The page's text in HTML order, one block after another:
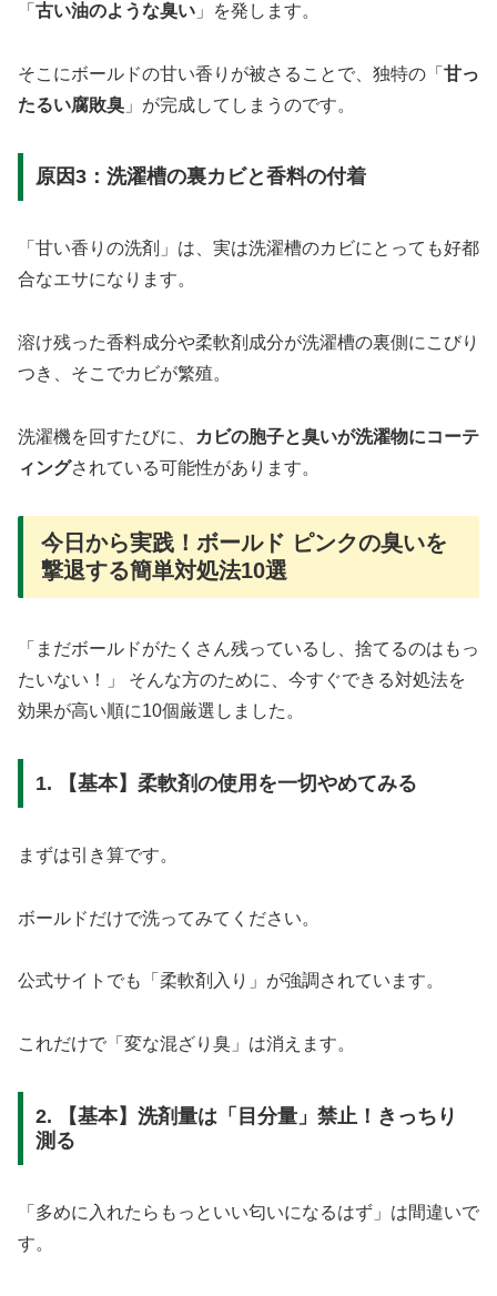
「 古い油のような臭い 」を発します。
そこにボールドの甘い香りが被さることで、独特の「 甘っ
たるい腐敗臭 」が完成してしまうのです。
原因3：洗濯槽の裏カビと香料の付着
「甘い香りの洗剤」は、実は洗濯槽のカビにとっても好都
合なエサになります。
溶け残った香料成分や柔軟剤成分が洗濯槽の裏側にこびり
つき、そこでカビが繁殖。
洗濯機を回すたびに、
カビの胞子と臭いが洗濯物にコーテ
ィングされている可能性があります。
今日から実践！ボールド ピンクの臭いを
撃退する簡単対処法10選
「まだボールドがたくさん残っているし、捨てるのはもっ
たいない！」 そんな方のために、今すぐできる対処法を
効果が高い順に10個厳選しました。
1. 【基本】柔軟剤の使用を一切やめてみる
まずは引き算です。
ボールドだけで洗ってみてください。
公式サイトでも「柔軟剤入り」が強調されています。
これだけで「変な混ざり臭」は消えます。
2. 【基本】洗剤量は「目分量」禁止！きっちり
測る
「多めに入れたらもっといい匂いになるはず」は間違いで
す。